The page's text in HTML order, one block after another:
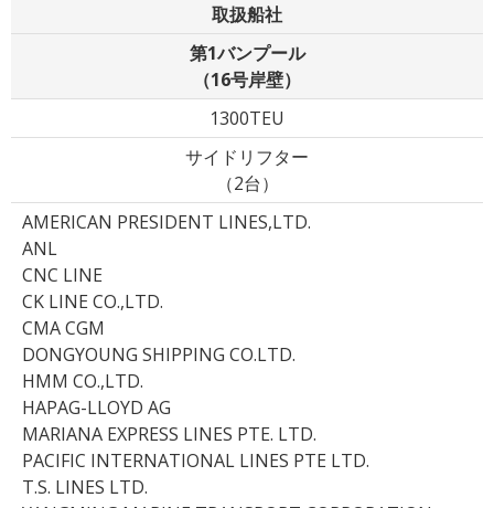
取扱船社
第1バンプール
（16号岸壁）
1300TEU
サイドリフター
（2台）
AMERICAN PRESIDENT LINES,LTD.
ANL
CNC LINE
CK LINE CO.,LTD.
CMA CGM
DONGYOUNG SHIPPING CO.LTD.
HMM CO.,LTD.
HAPAG-LLOYD AG
MARIANA EXPRESS LINES PTE. LTD.
PACIFIC INTERNATIONAL LINES PTE LTD.
T.S. LINES LTD.